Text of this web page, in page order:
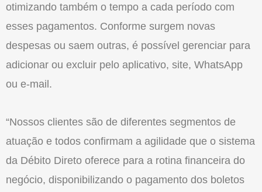
otimizando também o tempo a cada período com
esses pagamentos. Conforme surgem novas
despesas ou saem outras, é possível gerenciar para
adicionar ou excluir pelo aplicativo, site, WhatsApp
ou e-mail.
“Nossos clientes são de diferentes segmentos de
atuação e todos confirmam a agilidade que o sistema
da Débito Direto oferece para a rotina financeira do
negócio, disponibilizando o pagamento dos boletos